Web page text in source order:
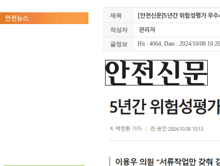
안전뉴스 제목 [안전신문]5년간 위험성평가 우
작성자 관리자
글정보 Hit : 4064, Date : 2024/10/08 10:20